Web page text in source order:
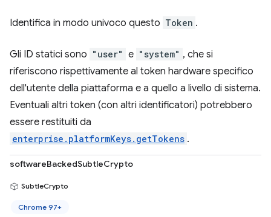
Identifica in modo univoco questo Token .
Gli ID statici sono "user" e "system" , che si
riferiscono rispettivamente al token hardware specifico
dell'utente della piattaforma e a quello a livello di sistema.
Eventuali altri token (con altri identificatori) potrebbero
essere restituiti da
enterprise.platformKeys.getTokens .
softwareBackedSubtleCrypto
SubtleCrypto
Chrome 97+